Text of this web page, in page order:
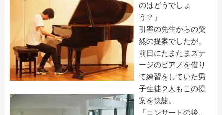
のはどうでしょ
う？」
引率の先生からの突
然の提案でしたが、
前日にたまたまステ
ージのピアノを借り
て練習をしていた男
子生徒２人もこの提
案を快諾。
「コンサートの後、